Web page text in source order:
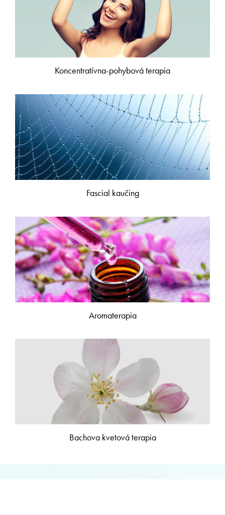
Koncentratívna-pohybová terapia
Fascial kaučing
Aromaterapia
Bachova kvetová terapia